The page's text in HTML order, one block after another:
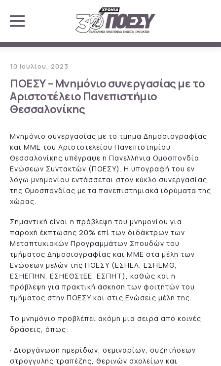
10 Ιουλίου, 2023
ΠΟΕΣΥ – Μνημόνιο συνεργασίας με το
Αριστοτέλειο Πανεπιστήμιο
Θεσσαλονίκης
Μνημόνιο συνεργασίας με το τμήμα Δημοσιογραφίας
και ΜΜΕ του Αριστοτελείου Πανεπιστημίου
Θεσσαλονίκης υπέγραψε η Πανελλήνια Ομοσπονδία
Ενώσεων Συντακτών (ΠΟΕΣΥ). Η υπογραφή του εν
λόγω μνημονίου εντάσσεται στον κύκλο συνεργασίας
της Ομοσπονδίας με τα πανεπιστημιακά ιδρύματα της
χώρας.
Σημαντική είναι η πρόβλεψη του μνημονίου για
παροχή έκπτωσης 20% επί των διδάκτρων των
Μεταπτυχιακών Προγραμμάτων Σπουδών του
τμήματος Δημοσιογραφίας και ΜΜΕ στα μέλη των
Ενώσεων μελών της ΠΟΕΣΥ (ΕΣΗΕΑ, ΕΣΗΕΜΘ,
ΕΣΗΕΠΗΝ, ΕΣΗΕΘΣτΕΕ, ΕΣΠΗΤ), καθώς και η
πρόβλεψη για πρακτική άσκηση των φοιτητών του
τμήματος στην ΠΟΕΣΥ και στις Ενώσεις μέλη της.
Το μνημόνιο προβλέπει ακόμη μια σειρά από κοινές
δράσεις, όπως:
· Διοργάνωση ημερίδων, σεμιναρίων, συζητήσεων
στρογγυλής τραπέζης, θερινών σχολείων και